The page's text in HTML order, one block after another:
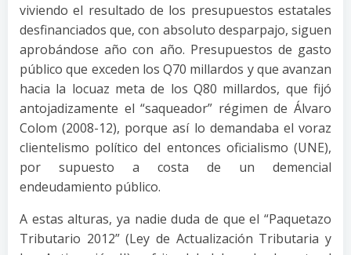
viviendo el resultado de los presupuestos estatales
desfinanciados que, con absoluto desparpajo, siguen
aprobándose año con año. Presupuestos de gasto
público que exceden los Q70 millardos y que avanzan
hacia la locuaz meta de los Q80 millardos, que fijó
antojadizamente el “saqueador” régimen de Álvaro
Colom (2008-12), porque así lo demandaba el voraz
clientelismo político del entonces oficialismo (UNE),
por supuesto a costa de un demencial
endeudamiento público.
A estas alturas, ya nadie duda de que el “Paquetazo
Tributario 2012” (Ley de Actualización Tributaria y